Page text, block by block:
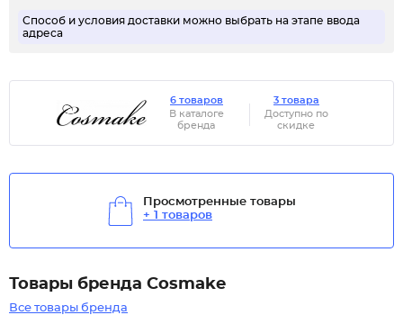
Способ и условия доставки можно выбрать на этапе ввода
адреса
6 товаров
В каталоге
бренда
3 товара
Доступно по
скидке
Просмотренные товары
+ 1 товаров
Товары бренда Cosmake
Все товары бренда